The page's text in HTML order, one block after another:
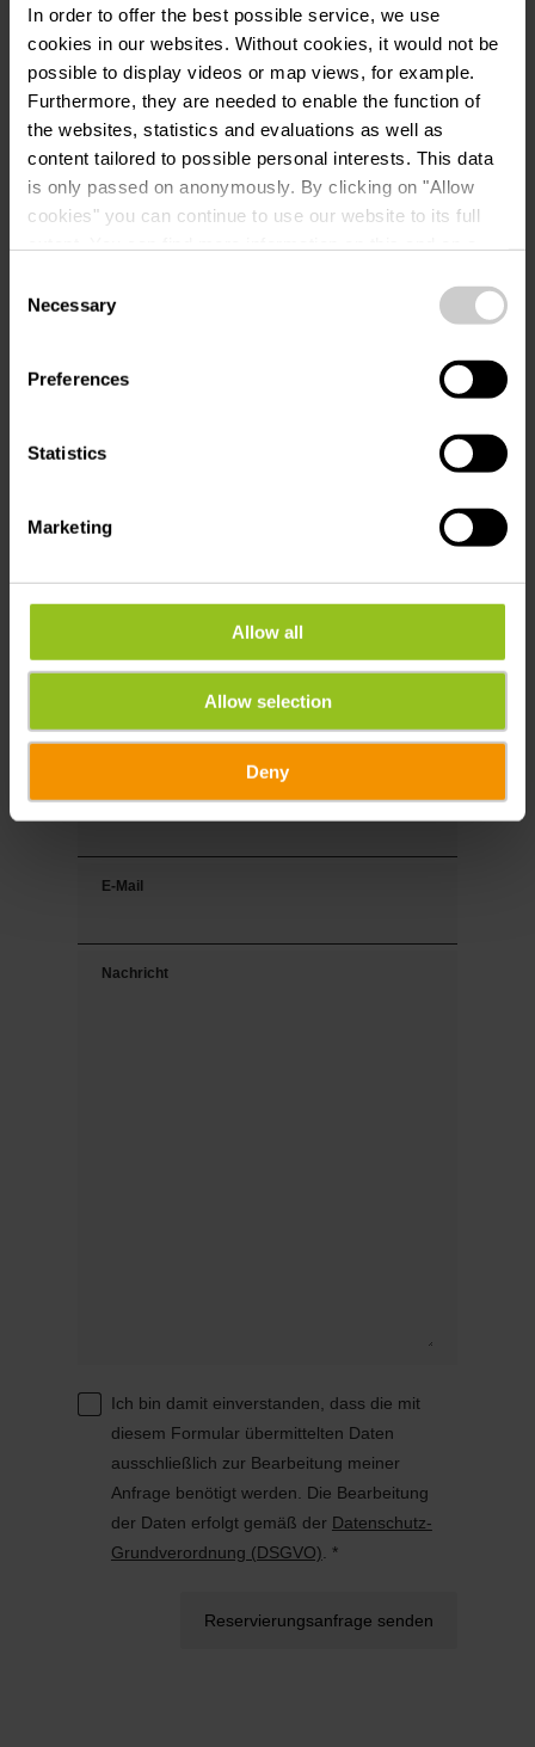
In order to offer the best possible service, we use
cookies in our websites. Without cookies, it would not be
possible to display videos or map views, for example.
Furthermore, they are needed to enable the function of
the websites, statistics and evaluations as well as
content tailored to possible personal interests. This data
is only passed on anonymously. By clicking on "Allow
cookies" you can continue to use our website to its full
time.
Selection
Necessary
Preferences
Statistics
Marketing
Allow all
Allow selection
Deny
Anfragen
Gäste
Anrede
Tel.
E-Mail
Nachricht
Ich bin damit einverstanden, dass die mit
diesem Formular übermittelten Daten
ausschließlich zur Bearbeitung meiner
Anfrage benötigt werden. Die Bearbeitung
der Daten erfolgt gemäß der Datenschutz-
Grundverordnung (DSGVO). *
Reservierungsanfrage senden